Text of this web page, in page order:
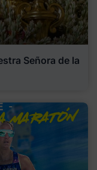
Señora de la